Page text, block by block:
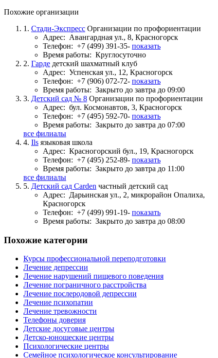
Похожие организации
1. Стади-Экспресс Организации по профориентации
Адрес: Авангардная ул., 8, Красногорск
Телефон: +7 (499) 391-35- показать
Время работы: Круглосуточно
2. Гарде детский шахматный клуб
Адрес: Успенская ул., 12, Красногорск
Телефон: +7 (906) 072-72- показать
Время работы: Закрыто до завтра до 09:00
3. Детский сад № 8 Организации по профориентации
Адрес: бул. Космонавтов, 3, Красногорск
Телефон: +7 (495) 592-70- показать
Время работы: Закрыто до завтра до 07:00
все филиалы
4. Ils языковая школа
Адрес: Красногорский бул., 19, Красногорск
Телефон: +7 (495) 252-89- показать
Время работы: Закрыто до завтра до 11:00
все филиалы
5. Детский сад Carden частный детский сад
Адрес: Дарьинская ул., 2, микрорайон Опалиха,
Красногорск
Телефон: +7 (499) 991-19- показать
Время работы: Закрыто до завтра до 08:00
Похожие категории
Курсы профессиональной переподготовки
Лечение депрессии
Лечение нарушений пищевого поведения
Лечение пограничного расстройства
Лечение послеродовой депрессии
Лечение психопатии
Лечение тревожности
Телефоны доверия
Детские досуговые центры
Детско-юношеские центры
Психологические центры
Семейное психологическое консультирование